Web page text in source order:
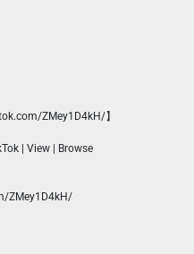
ZMey1D4kH/】
| View | Browse
ZMey1D4kH/